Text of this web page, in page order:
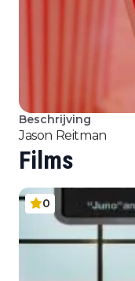
Beschrijving
Jason Reitman
Films
0